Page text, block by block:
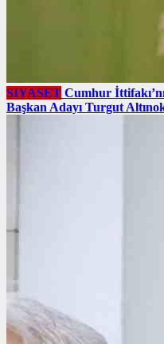
SIYASET Cumhur
Başkan Adayı Turgut